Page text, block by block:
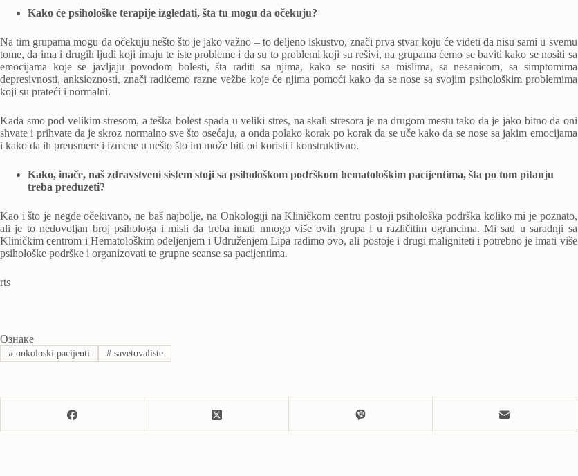
Kako će psihološke terapije izgledati, šta tu mogu da očekuju?
Na tim grupama mogu da očekuju nešto što je jako važno – to deljeno iskustvo, znači prva stvar koju će videti da nisu sami u svemu
tome, da ima i drugih ljudi koji imaju te iste probleme i da su to problemi koji su rešivi, na grupama ćemo se baviti kako se nositi sa
emocijama koje se javljaju povodom bolesti, šta raditi sa njima, kako se nositi sa mislima, sa nesanicom, sa simptomima
depresivnosti, anksioznosti, znači radićemo razne vežbe koje će njima pomoći kako da se nose sa svojim psihološkim problemima
koji su prateći i normalni.
Kada smo pod velikim stresom, a teška bolest spada u veliki stres, na skali stresora je na drugom mestu tako da je jako bitno da oni
shvate i prihvate da je skroz normalno sve što osećaju, a onda polako korak po korak da se uče kako da se nose sa jakim emocijama
i kako da ih preusmere i izmene u nešto što im može biti od koristi i konstruktivno.
Kako, inače, naš zdravstveni sistem stoji sa psihološkom podrškom hematološkim pacijentima, šta po tom pitanju
treba preduzeti?
Kao i što je negde očekivano, ne baš najbolje, na Onkologiji na Kliničkom centru postoji psihološka podrška koliko mi je poznato,
ali je to nedovoljan broj psihologa i misli da treba imati mnogo više ovih grupa i u različitim ograncima. Mi sad u saradnji sa
Kliničkim centrom i Hematološkim odeljenjem i Udruženjem Lipa radimo ovo, ali postoje i drugi maligniteti i potrebno je imati više
psihološke podrške i organizovati te grupne seanse sa pacijentima.
rts
Ознаке
#onkoloski pacijenti #savetovaliste